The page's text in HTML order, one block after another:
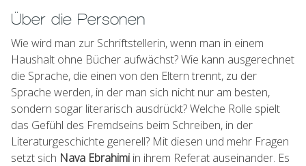
Über die Personen
Wie wird man zur Schriftstellerin, wenn man in einem
Haushalt ohne Bücher aufwächst? Wie kann ausgerechnet
die Sprache, die einen von den Eltern trennt, zu der
Sprache werden, in der man sich nicht nur am besten,
sondern sogar literarisch ausdrückt? Welche Rolle spielt
das Gefühl des Fremdseins beim Schreiben, in der
Literaturgeschichte generell? Mit diesen und mehr Fragen
setzt sich Nava Ebrahimi in ihrem Referat auseinander. Es